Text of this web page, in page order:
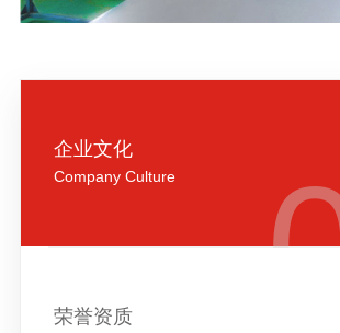
企业文化
Company Culture
荣誉资质